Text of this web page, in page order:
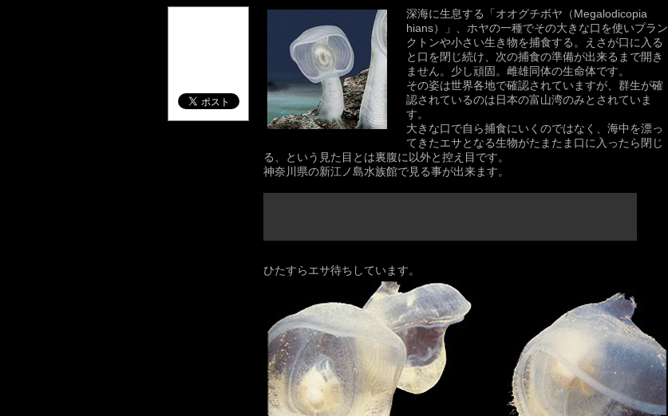
深海に生息する「オオグチボヤ（Megalodicopia
hians）」、ホヤの一種でその大きな口を使いプラン
クトンや小さい生き物を捕食する。えさが口に入る
と口を閉じ続け、次の捕食の準備が出来るまで開き
ません。少し頑固。雌雄同体の生命体です。
その姿は世界各地で確認されていますが、群生が確
認されているのは日本の富山湾のみとされていま
す。
大きな口で自ら捕食にいくのではなく、海中を漂っ
てきたエサとなる生物がたまたま口に入ったら閉じ
る、という見た目とは裏腹に以外と控え目です。
神奈川県の新江ノ島水族館で見る事が出来ます。
ひたすらエサ待ちしています。